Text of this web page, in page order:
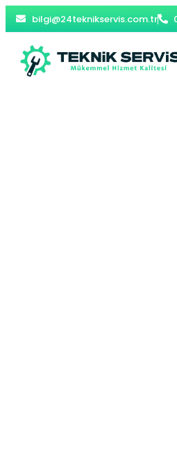
bilgi@24teknikservis.com.tr